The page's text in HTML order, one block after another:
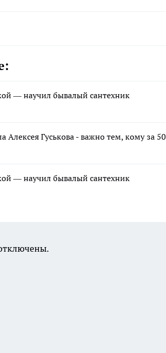
— научил бывалый сантехник
Гуськова - важно тем, кому за 50
— научил бывалый сантехник